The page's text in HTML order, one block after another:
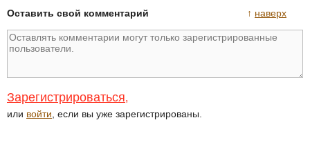
↑ наверх
Оставить свой комментарий
Зарегистрироваться,
или войти , если вы уже зарегистрированы.